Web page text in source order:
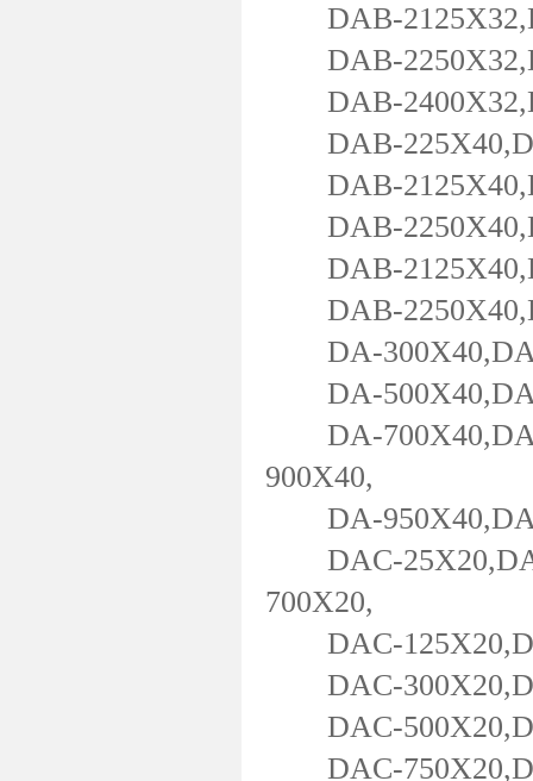
DAB-
DAB-
DAB-
DAB-
DAB-
DAB-
DAB-
DAB-
DA-300X40,DA-
DA-500X40,DA-
DA-700X40,DA-
900X40,
DA-950X40,DA-
DAC-
700X20,
DAC-
DAC-
DAC-
DAC-